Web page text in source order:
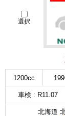
選択
1200cc
車検 : R11.07
北海道